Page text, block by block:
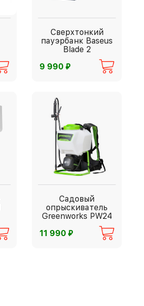
Сверхтонкий
пауэрбанк Baseus
Blade 2
9 990⃏
Садовый
опрыскиватель
Greenworks PW24
11 990⃏